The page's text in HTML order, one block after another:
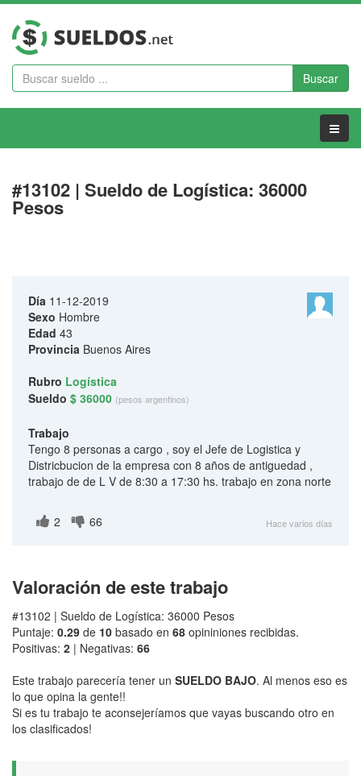
Buscar
Menu
#13102 | Sueldo de Logística: 36000
Pesos
Día 11-12-2019
Sexo Hombre
Edad 43
Provincia Buenos Aires
Rubro Logística
Sueldo $ 36000 (pesos argentinos)
Trabajo
Tengo 8 personas a cargo , soy el Jefe de Logistica y
Districbucion de la empresa con 8 años de antiguedad ,
trabajo de de L V de 8:30 a 17:30 hs. trabajo en zona norte
2 66 Hace varios días
Valoración de este trabajo
#13102 | Sueldo de Logística: 36000 Pesos
Puntaje: 0.29 de 10 basado en 68 opininiones recibidas.
Positivas: 2 | Negativas: 66
Este trabajo parecería tener un SUELDO BAJO. Al menos eso es
lo que opina la gente!!
Si es tu trabajo te aconsejeríamos que vayas buscando otro en
los clasificados!